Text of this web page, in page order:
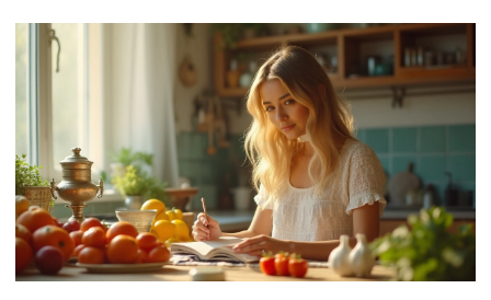
чтобы узнать, как не ошибиться с выбором и достичь
желаемого результата.